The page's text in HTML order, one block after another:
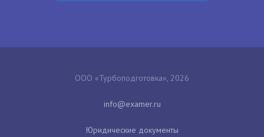
ООО «Турбоподготовка», 2026
Юридические документы